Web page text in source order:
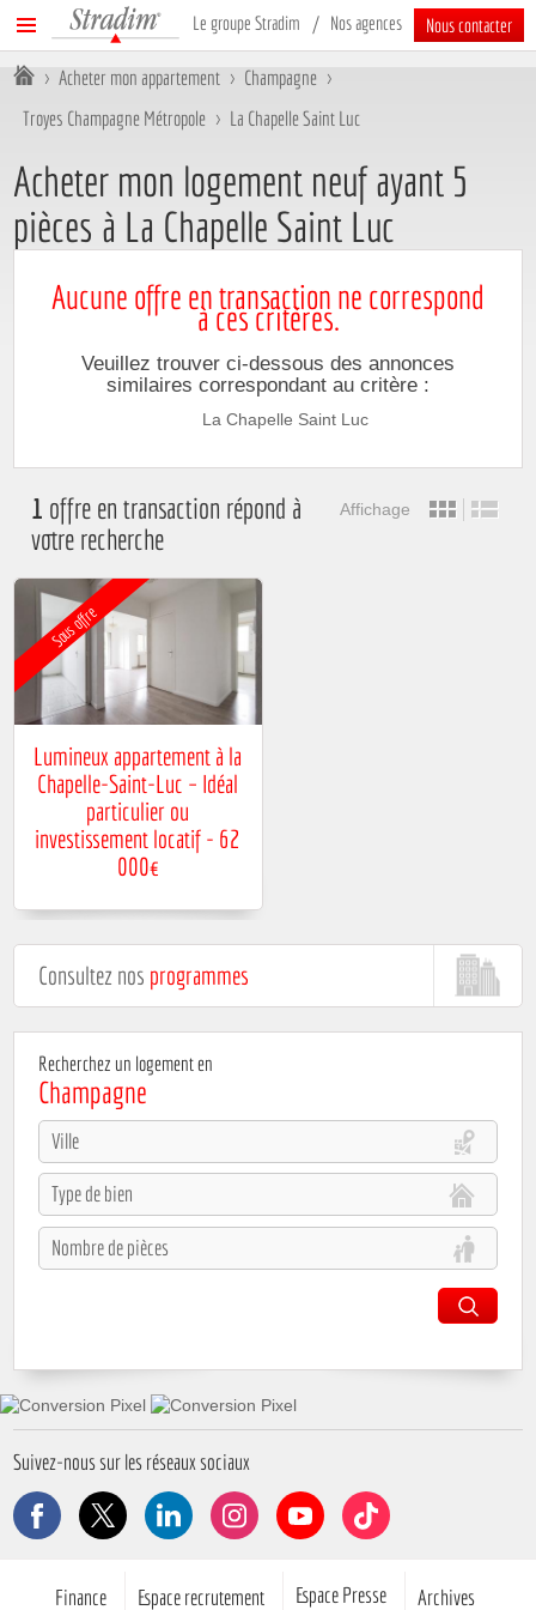
Stradim Le groupe Stradim Nos agences Nous contacter
Menu
principal
Vous êtes ici :
> Acheter mon appartement > Champagne >
Troyes Champagne Métropole > La Chapelle Saint Luc
Acheter mon logement neuf ayant 5
pièces à La Chapelle Saint Luc
Aucune offre en transaction ne correspond
à ces critères.
Veuillez trouver ci-dessous des annonces
similaires correspondant au critère :
La Chapelle Saint Luc
1 offre en transaction répond à
votre recherche
Affichage
Sous offre
Lumineux appartement à la
Chapelle-Saint-Luc – Idéal
particulier ou
investissement locatif - 62
000€
superficie et une distribution
fonctionnelle. Un couloir
dessert deux chambres, une
cuisine indépendante ainsi
qu’une salle à manger. De
nombreux grands placards
viennent compléter
l’ensemble, apportant praticité
et confort au quotidien.
L’appartement est équipé de
fenêtres en double vitrage et
bénéficie d’un chauffage
collectif avec eau chaude
incluse, un atout appréciable
pour la maîtrise des charges.
Sa situation géographique est
tout comme à un investisseur
souhaitant réaliser un
bien à découvrir rapidement !
Consultez nos programmes
Recherchez un logement en
Champagne
Suivez-nous sur les réseaux sociaux
FacebookX LinkedIn InstagramYouTube TikTok
Finance Espace recrutement Espace Presse Archives